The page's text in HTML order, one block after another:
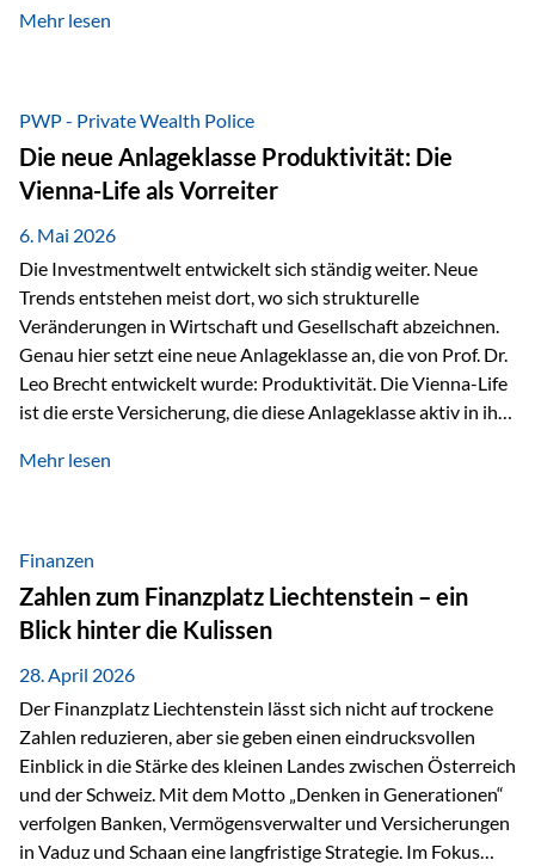
Höchstleistungen für einen guten Zweck zu erbringen. Mit
Mäder gesammelt werden konnten. Die anspruchsvolle
Strecke mit rund 4,8 Kilometern und 680 Höhenmetern
stellte die Teilnehmerinnen und Teilnehmer vor eine
sportliche Herausforderung. Doch…
Mehr lesen
PWP - Private Wealth Police
Die neue Anlageklasse Produktivität: Die
Vienna-Life als Vorreiter
6. Mai 2026
Die Investmentwelt entwickelt sich ständig weiter. Neue
Trends entstehen meist dort, wo sich strukturelle
Veränderungen in Wirtschaft und Gesellschaft abzeichnen.
Genau hier setzt eine neue Anlageklasse an, die von Prof. Dr.
Leo Brecht entwickelt wurde: Produktivität. Die Vienna-Life
ist die erste Versicherung, die diese Anlageklasse aktiv in ihre
Vorreiter. Warum auf das Thema Produktivität setzen? Die
Wirtschaftswachstum, verändern die Spielregeln für
Investoren. Produktivität adressiert genau diese
Herausforderungen, da wirtschaftliches Wachstum
langfristig durch Produktivitätssteigerung entsteht, also
durch die Fähigkeit von Unternehmen, mehr…
Mehr lesen
Finanzen
Zahlen zum Finanzplatz Liechtenstein – ein
Blick hinter die Kulissen
28. April 2026
Der Finanzplatz Liechtenstein lässt sich nicht auf trockene
Zahlen reduzieren, aber sie geben einen eindrucksvollen
Einblick in die Stärke des kleinen Landes zwischen Österreich
und der Schweiz. Mit dem Motto „Denken in Generationen“
verfolgen Banken, Vermögensverwalter und Versicherungen
in Vaduz und Schaan eine langfristige Strategie. Im Fokus